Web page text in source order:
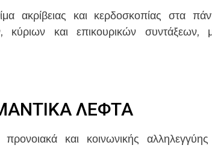
ακρίβειας και κερδοσκοπίας στα
κύριων και επικουρικών συντάξεων,
ΛΕΦΤΑ
και κοινωνικής